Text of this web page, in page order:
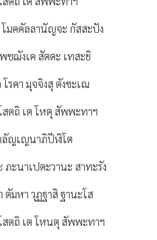
โมคคัลลานัญจะ กัสสะปัง
ชฌังเค สัตตะ เทสะยิ
รคา มุจจิงสุ ตังขะเณ
สตถิ เต โหตุ สัพพะทาฯ
ลัญเญนาภิปีฬิโต
ะนาเปตะวานะ สาทะรัง
ตัมหา วุฏฐาสิ ฐานะโส
สตถิ เต โหนตุ สัพพะทาฯ